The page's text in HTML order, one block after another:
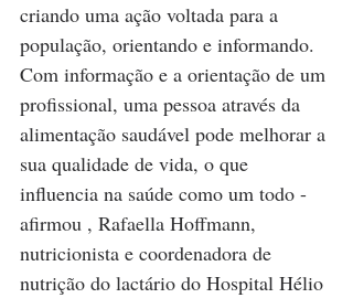
criando uma ação voltada para a
população, orientando e informando.
Com informação e a orientação de um
profissional, uma pessoa através da
alimentação saudável pode melhorar a
sua qualidade de vida, o que
influencia na saúde como um todo -
afirmou , Rafaella Hoffmann,
nutricionista e coordenadora de
nutrição do lactário do Hospital Hélio